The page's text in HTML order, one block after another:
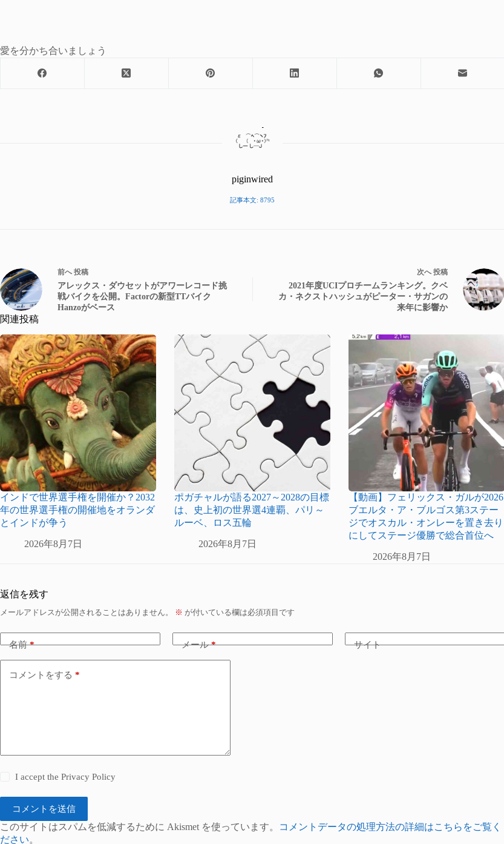
愛を分かち合いましょう
piginwired
記事本文: 8795
前へ投稿
アレックス・ダウセットがアワーレコード挑
戦バイクを公開。Factorの新型TTバイク
Hanzoがベース
次へ投稿
2021年度UCIプロチームランキング。クベ
カ・ネクストハッシュがピーター・サガンの
来年に影響か
関連投稿
インドで世界選手権を開催か？2032
年の世界選手権の開催地をオランダ
とインドが争う
2026年8月7日
ポガチャルが語る2027～2028の目標
は、史上初の世界選4連覇、パリ～
ルーベ、ロス五輪
2026年8月7日
【動画】フェリックス・ガルが2026
ブエルタ・ア・ブルゴス第3ステー
ジでオスカル・オンレーを置き去り
にしてステージ優勝で総合首位へ
2026年8月7日
返信を残す
メールアドレスが公開されることはありません。 ※ が付いている欄は必須項目です
名前* メール* サイト
コメントをする *
I accept thePrivacy Policy
コメントを送信
このサイトはスパムを低減するために Akismet を使っています。
コメントデータの処理方法の詳細はこちらをご覧く
ださい。